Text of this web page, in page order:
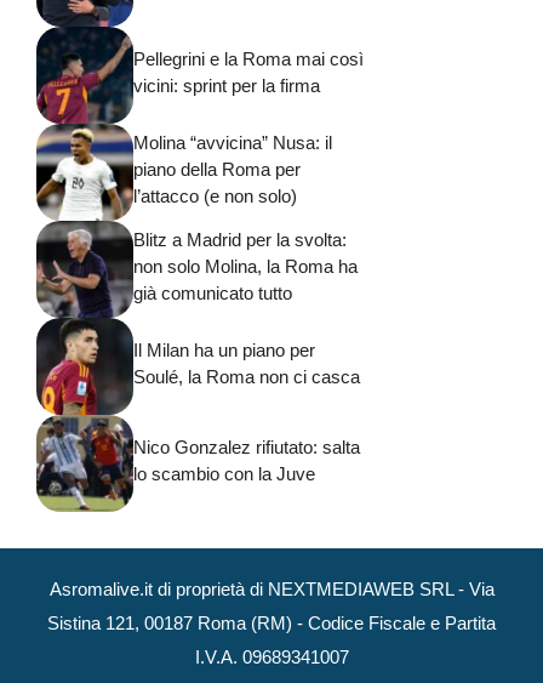
Pellegrini e la Roma mai così
vicini: sprint per la firma
Molina “avvicina” Nusa: il
piano della Roma per
l’attacco (e non solo)
Blitz a Madrid per la svolta:
non solo Molina, la Roma ha
già comunicato tutto
Il Milan ha un piano per
Soulé, la Roma non ci casca
Nico Gonzalez rifiutato: salta
lo scambio con la Juve
Asromalive.it di proprietà di NEXTMEDIAWEB SRL - Via
Sistina 121, 00187 Roma (RM) - Codice Fiscale e Partita
I.V.A. 09689341007